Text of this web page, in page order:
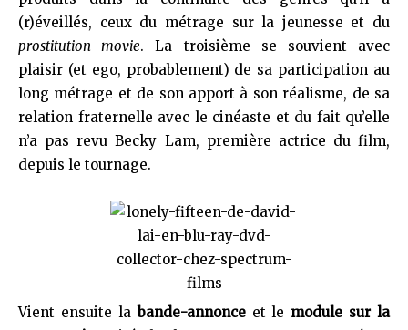
(r)éveillés, ceux du métrage sur la jeunesse et du
prostitution movie. La troisième se souvient avec
plaisir (et ego, probablement) de sa participation au
long métrage et de son apport à son réalisme, de sa
relation fraternelle avec le cinéaste et du fait qu’elle
n’a pas revu Becky Lam, première actrice du film,
depuis le tournage.
Vient ensuite labande-annonceet le module sur la